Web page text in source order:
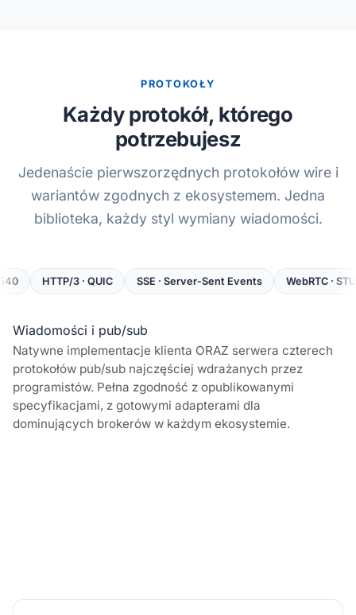
PROTOKOŁY
Każdy protokół, którego
potrzebujesz
Jedenaście pierwszorzędnych protokołów wire i
wariantów zgodnych z ekosystemem. Jedna
biblioteka, każdy styl wymiany wiadomości.
3 · QUIC SSE · Server-Sent Events WebRTC · STUN / TURN
Wiadomości i pub/sub
Natywne implementacje klienta ORAZ serwera czterech
protokołów pub/sub najczęściej wdrażanych przez
programistów. Pełna zgodność z opublikowanymi
specyfikacjami, z gotowymi adapterami dla
dominujących brokerów w każdym ekosystemie.